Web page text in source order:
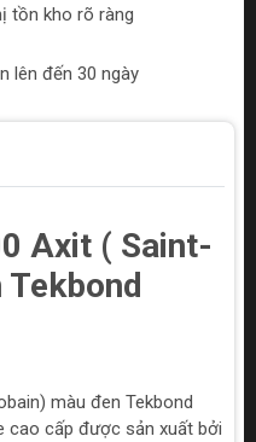
tồn kho rõ ràng
lên đến 30 ngày
Axit ( Saint-
màu đen Tekbond
cao cấp được sản xuất bởi